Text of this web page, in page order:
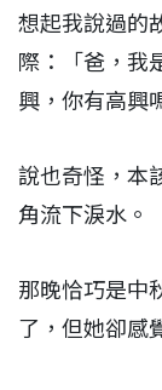
想起我說過的
際：「爸，我
興，你有高興
說也奇怪，本
角流下淚水。
那晚恰巧是中
了，但她卻感